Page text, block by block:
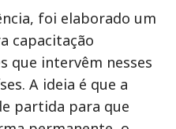
foi elaborado um
capacitação
que intervêm nesses
A ideia é que a
partida para que